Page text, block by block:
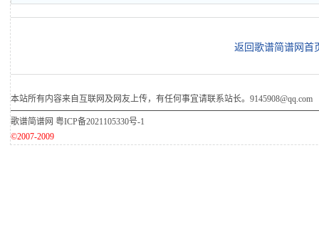
返回歌谱简谱网首
本站所有内容来自互联网及网友上传，有任何事宜请联系站长。9145908@qq.com
歌谱简谱网 粤ICP备2021105330号-1
©2007-2009